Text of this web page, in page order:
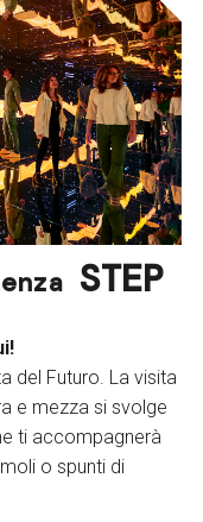
STEP
del Futuro. La visita
e mezza si svolge
ti accompagnerà
o spunti di